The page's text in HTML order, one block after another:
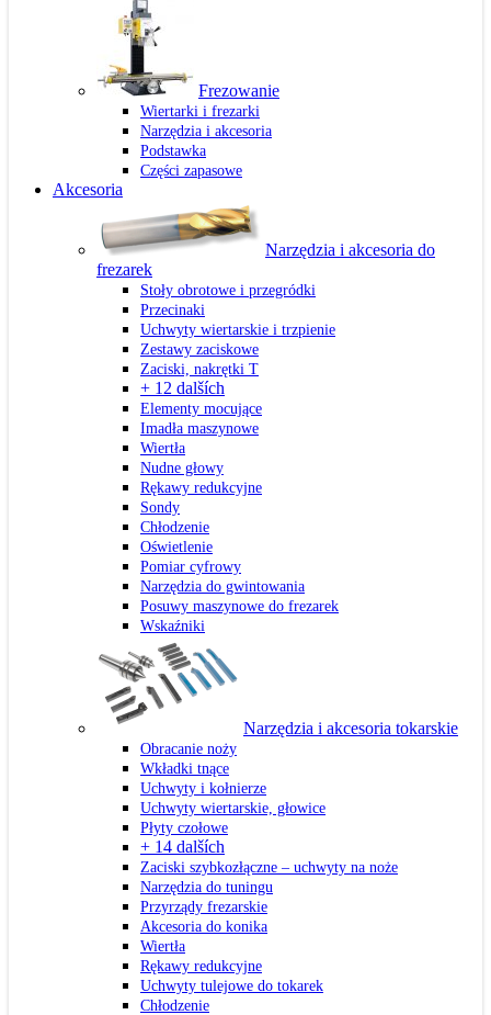
Frezowanie
Wiertarki i frezarki
Narzędzia i akcesoria
Podstawka
Części zapasowe
Akcesoria
Narzędzia i akcesoria do
frezarek
Stoły obrotowe i przegródki
Przecinaki
Uchwyty wiertarskie i trzpienie
Zestawy zaciskowe
Zaciski, nakrętki T
+ 12 dalších
Elementy mocujące
Imadła maszynowe
Wiertła
Nudne głowy
Rękawy redukcyjne
Sondy
Chłodzenie
Oświetlenie
Pomiar cyfrowy
Narzędzia do gwintowania
Posuwy maszynowe do frezarek
Wskaźniki
Narzędzia i akcesoria tokarskie
Obracanie noży
Wkładki tnące
Uchwyty i kołnierze
Uchwyty wiertarskie, głowice
Płyty czołowe
+ 14 dalších
Zaciski szybkozłączne – uchwyty na noże
Narzędzia do tuningu
Przyrządy frezarskie
Akcesoria do konika
Wiertła
Rękawy redukcyjne
Uchwyty tulejowe do tokarek
Chłodzenie